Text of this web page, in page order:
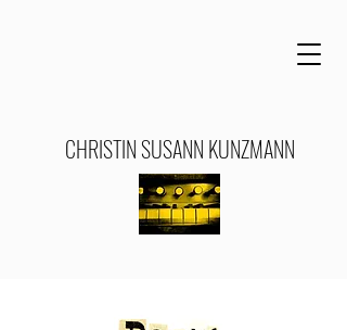
CHRISTIN SUSANN KUNZMANN